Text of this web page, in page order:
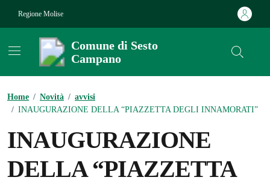
Regione Molise
Comune di Sesto
Campano
Home / Novità / avvisi
/ INAUGURAZIONE DELLA “PIAZZETTA DEGLI INNAMORATI”
INAUGURAZIONE
DELLA “PIAZZETTA